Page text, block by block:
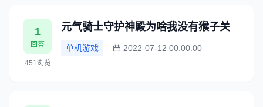
1
回答
451浏览
元气骑士守护神殿为啥我没有猴子关
单机游戏 2022-07-12 00:00:00